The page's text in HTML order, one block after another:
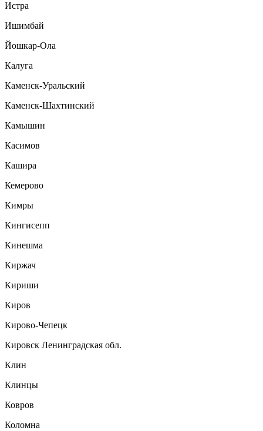
Истра
Ишимбай
Йошкар-Ола
Калуга
Каменск-Уральский
Каменск-Шахтинский
Камышин
Касимов
Кашира
Кемерово
Кимры
Кингисепп
Кинешма
Киржач
Кириши
Киров
Кирово-Чепецк
Кировск Ленинградская обл.
Клин
Клинцы
Ковров
Коломна